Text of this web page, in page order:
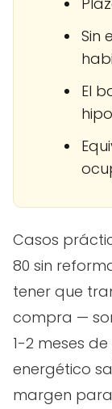
Sin
El
Casos
80 sin
tener que
compra —
1-2 meses
energético
margen